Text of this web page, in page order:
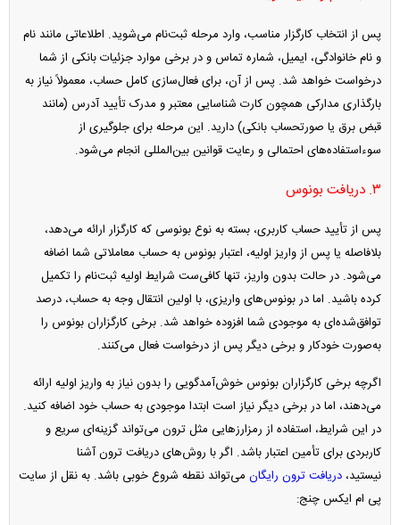
پس از انتخاب کارگزار مناسب، وارد مرحله ثبت‌نام می‌شوید. اطلاعاتی مانند نام
و نام خانوادگی، ایمیل، شماره تماس و در برخی موارد جزئیات بانکی از شما
درخواست خواهد شد. پس از آن، برای فعال‌سازی کامل حساب، معمولاً نیاز به
بارگذاری مدارکی همچون کارت شناسایی معتبر و مدرک تأیید آدرس (مانند
قبض برق یا صورتحساب بانکی) دارید. این مرحله برای جلوگیری از
سوء‌استفاده‌های احتمالی و رعایت قوانین بین‌المللی انجام می‌شود.
۳. دریافت بونوس
پس از تأیید حساب کاربری، بسته به نوع بونوسی که کارگزار ارائه می‌دهد،
بلافاصله یا پس از واریز اولیه، اعتبار بونوس به حساب معاملاتی شما اضافه
می‌شود. در حالت بدون واریز، تنها کافی‌ست شرایط اولیه ثبت‌نام را تکمیل
کرده باشید. اما در بونوس‌های واریزی، با اولین انتقال وجه به حساب، درصد
توافق‌شده‌ای به موجودی شما افزوده خواهد شد. برخی کارگزاران بونوس را
به‌صورت خودکار و برخی دیگر پس از درخواست فعال می‌کنند.
اگرچه برخی کارگزاران بونوس خوش‌آمدگویی را بدون نیاز به واریز اولیه ارائه
می‌دهند، اما در برخی دیگر نیاز است ابتدا موجودی به حساب خود اضافه کنید.
در این شرایط، استفاده از رمزارزهایی مثل ترون می‌تواند گزینه‌ای سریع و
کاربردی برای تأمین اعتبار باشد. اگر با روش‌های دریافت ترون آشنا
نیستید، دریافت ترون رایگان می‌تواند نقطه شروع خوبی باشد. به نقل از سایت
پی ام ایکس چنج: